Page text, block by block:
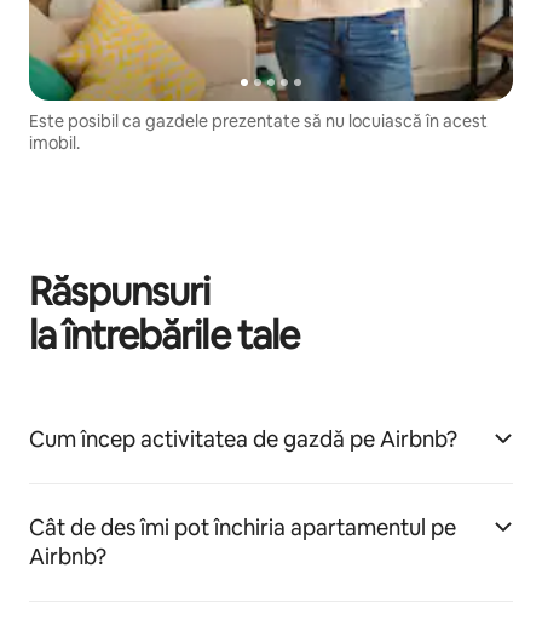
Este posibil ca gazdele prezentate să nu locuiască în acest
imobil.
Răspunsuri
la întrebările tale
Cum încep activitatea de gazdă pe Airbnb?
Cât de des îmi pot închiria apartamentul pe
Airbnb?